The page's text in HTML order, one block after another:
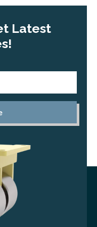
Latest